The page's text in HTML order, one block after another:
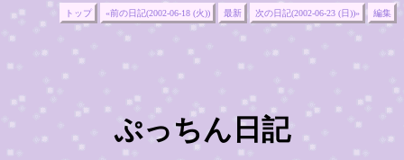
トップ «前の日記(2002-06-18 (火)) 最新 次の日記(2002-06-23 (日))» 編集
ぷっちん日記